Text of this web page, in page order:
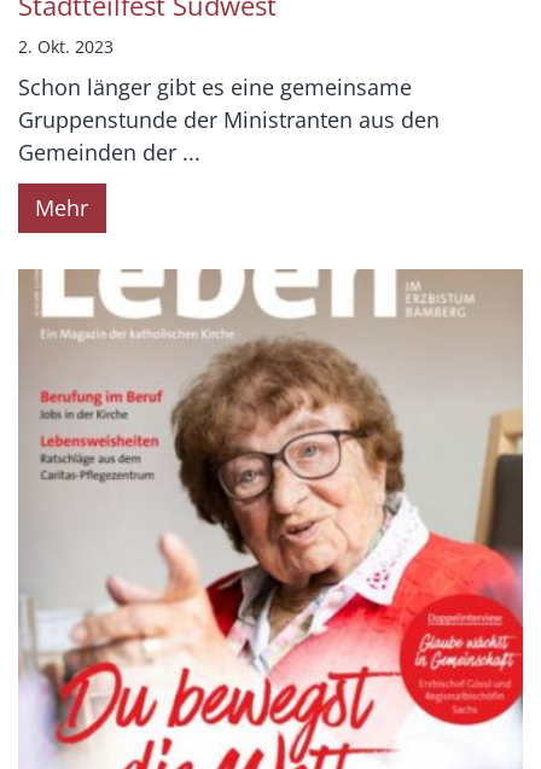
2. Okt. 2023
Schon länger gibt es eine gemeinsame
Gruppenstunde der Ministranten aus den
Gemeinden der ...
Mehr